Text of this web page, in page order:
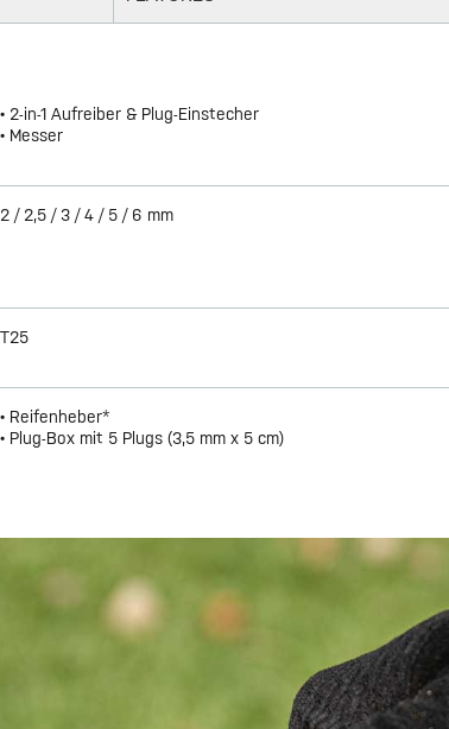
• 2-in-1 Aufreiber & Plug-Einstecher
• Messer
2 / 2,5 / 3 / 4 / 5 / 6 mm
T25
• Reifenheber*
• Plug-Box mit 5 Plugs (3,5 mm x 5 cm)